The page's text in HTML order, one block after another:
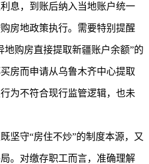
息，到账后纳入当地账户统一
房地政策执行。需要特别提醒
地购房直接提取新疆账户余额”的
房而申请从乌鲁木齐中心提取
为不符合现行监管逻辑，也未
坚守“房住不炒”的制度本源，又
。对缴存职工而言，准确理解